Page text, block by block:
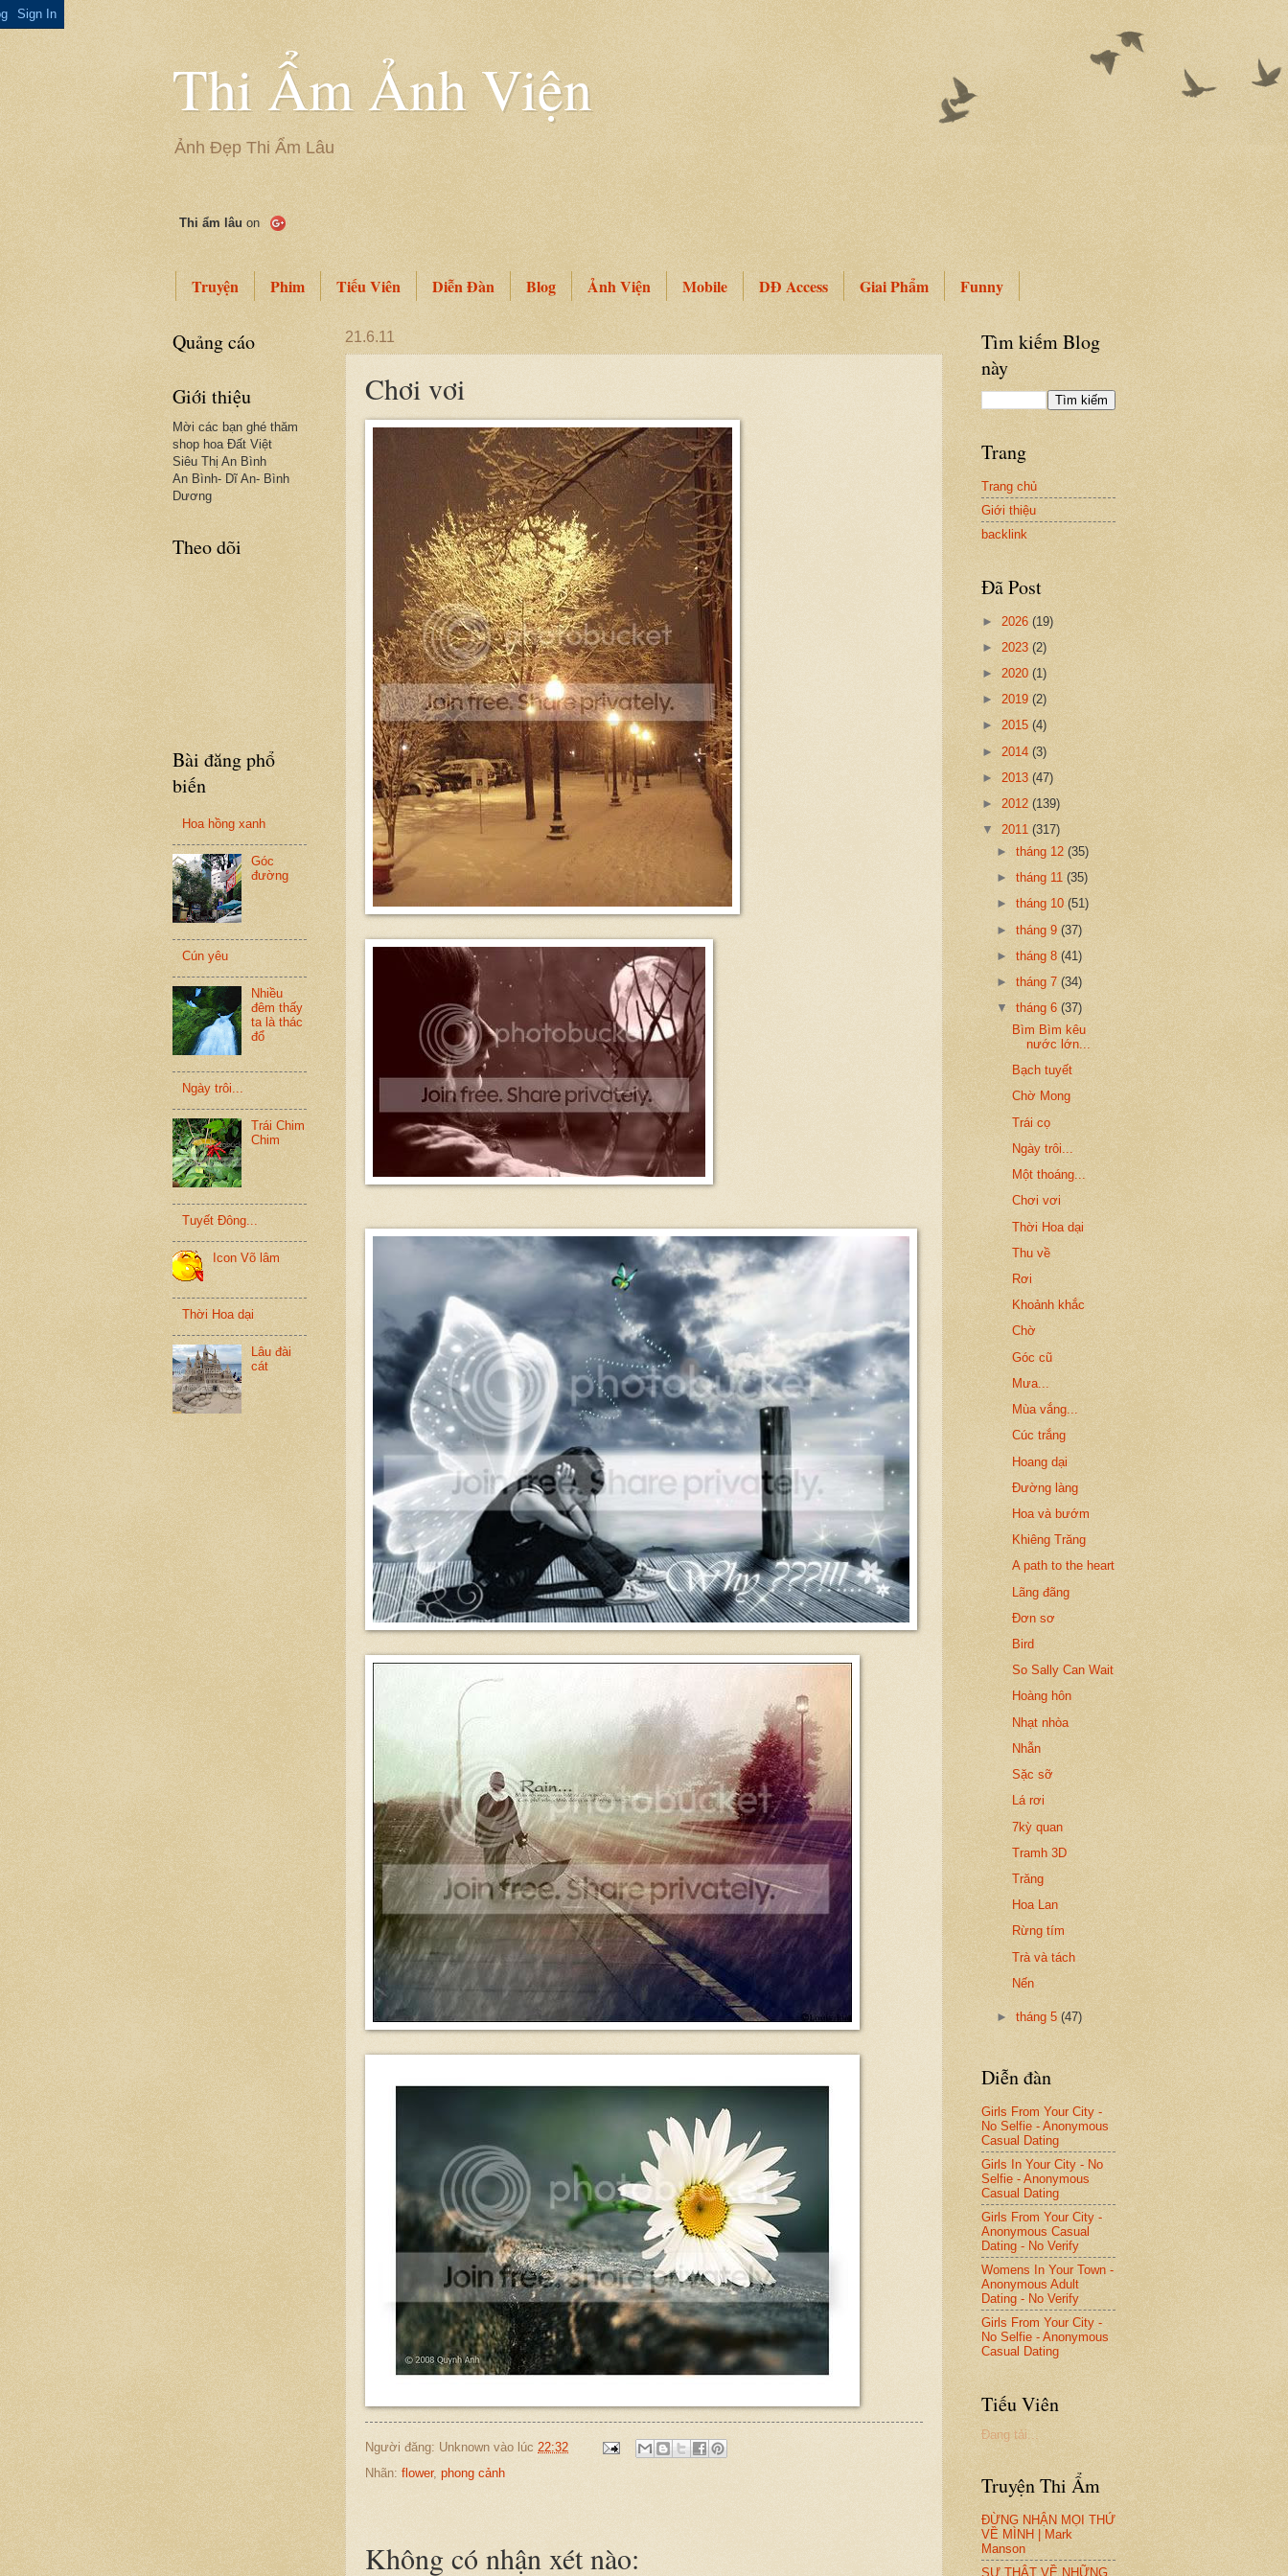
Thi Ẩm Ảnh Viện
Ảnh Đẹp Thi Ẩm Lâu
Thi ẩm lâu on
Truyện Phim Tiếu Viên Diễn Đàn Blog Ảnh Viện Mobile DĐ Access Giai Phẩm Funny
21.6.11
Chơi vơi
Người đăng: Unknown vào lúc 22:32
Nhãn: flower, phong cảnh
Không có nhận xét nào:
Quảng cáo
Giới thiệu
Mời các bạn ghé thăm
shop hoa Đất Việt
Siêu Thị An Bình
An Bình- Dĩ An- Bình
Dương
Theo dõi
Bài đăng phổ
biến
Hoa hồng xanh
Góc
đường
Cún yêu
Nhiều
đêm thấy
ta là thác
đổ
Ngày trôi...
Trái Chim
Chim
Tuyết Đông...
Icon Võ lâm
Thời Hoa dại
Lâu đài
cát
Tìm kiếm Blog
này
Trang
Trang chủ
Giới thiệu
backlink
Đã Post
► 2026 (19)
► 2023 (2)
► 2020 (1)
► 2019 (2)
► 2015 (4)
► 2014 (3)
► 2013 (47)
► 2012 (139)
▼ 2011 (317)
►tháng 12(35)
►tháng 11(35)
►tháng 10(51)
►tháng 9(37)
►tháng 8(41)
►tháng 7(34)
▼tháng 6(37)
Bìm Bìm kêu
nước lớn...
Bạch tuyết
Chờ Mong
Trái cọ
Ngày trôi...
Một thoáng...
Chơi vơi
Thời Hoa dại
Thu về
Rơi
Khoảnh khắc
Chờ
Góc cũ
Mưa...
Mùa vắng...
Cúc trắng
Hoang dại
Đường làng
Hoa và bướm
Khiêng Trăng
A path to the heart
Lãng đãng
Đơn sơ
Bird
So Sally Can Wait
Hoàng hôn
Nhạt nhòa
Nhẫn
Sặc sỡ
Lá rơi
7kỳ quan
Tramh 3D
Trăng
Hoa Lan
Rừng tím
Trà và tách
Nến
►tháng 5(47)
Diễn đàn
Girls From Your City -
No Selfie - Anonymous
Casual Dating
Girls In Your City - No
Selfie - Anonymous
Casual Dating
Girls From Your City -
Anonymous Casual
Dating - No Verify
Womens In Your Town -
Anonymous Adult
Dating - No Verify
Girls From Your City -
No Selfie - Anonymous
Casual Dating
Tiếu Viên
Đang tải...
Truyện Thi Ẩm
ĐỪNG NHẬN MỌI THỨ
VỀ MÌNH | Mark
Manson
SỰ THẬT VỀ NHỮNG